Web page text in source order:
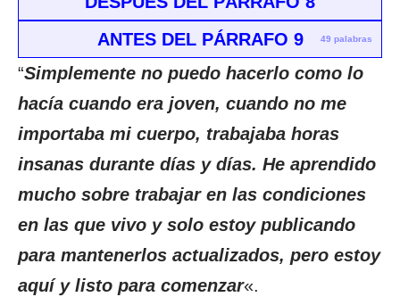
ANTES DEL PÁRRAFO 9
49 palabras
“Simplemente no puedo hacerlo como lo
hacía cuando era joven, cuando no me
importaba mi cuerpo, trabajaba horas
insanas durante días y días. He aprendido
mucho sobre trabajar en las condiciones
en las que vivo y solo estoy publicando
para mantenerlos actualizados, pero estoy
aquí y listo para comenzar«.